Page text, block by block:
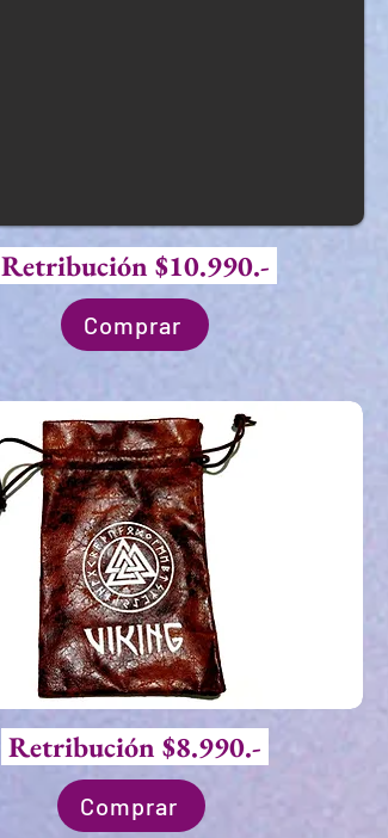
Retribución $10.990.-
Comprar
Retribución $8.990.-
Comprar